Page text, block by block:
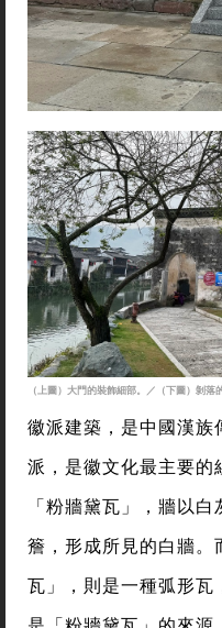
（上圖）大門的裝飾細部。／（下圖）剝落
徽派建築，是中國漢
派，是徽文化最主要的
「粉牆黛瓦」，牆以
簷，形成所見的白牆
瓦」，則是一種弧形瓦